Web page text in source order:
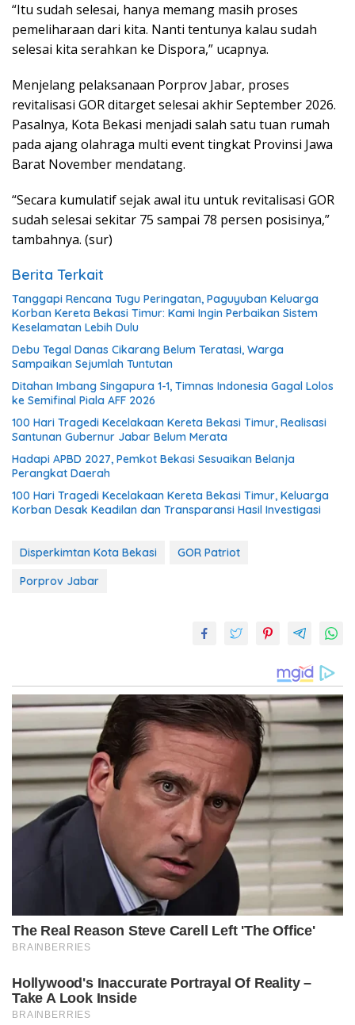
“Itu sudah selesai, hanya memang masih proses
pemeliharaan dari kita. Nanti tentunya kalau sudah
selesai kita serahkan ke Dispora,” ucapnya.
Menjelang pelaksanaan Porprov Jabar, proses
revitalisasi GOR ditarget selesai akhir September 2026.
Pasalnya, Kota Bekasi menjadi salah satu tuan rumah
pada ajang olahraga multi event tingkat Provinsi Jawa
Barat November mendatang.
“Secara kumulatif sejak awal itu untuk revitalisasi GOR
sudah selesai sekitar 75 sampai 78 persen posisinya,”
tambahnya. (sur)
Berita Terkait
Tanggapi Rencana Tugu Peringatan, Paguyuban Keluarga
Korban Kereta Bekasi Timur: Kami Ingin Perbaikan Sistem
Keselamatan Lebih Dulu
Debu Tegal Danas Cikarang Belum Teratasi, Warga
Sampaikan Sejumlah Tuntutan
Ditahan Imbang Singapura 1-1, Timnas Indonesia Gagal Lolos
ke Semifinal Piala AFF 2026
100 Hari Tragedi Kecelakaan Kereta Bekasi Timur, Realisasi
Santunan Gubernur Jabar Belum Merata
Hadapi APBD 2027, Pemkot Bekasi Sesuaikan Belanja
Perangkat Daerah
100 Hari Tragedi Kecelakaan Kereta Bekasi Timur, Keluarga
Korban Desak Keadilan dan Transparansi Hasil Investigasi
Disperkimtan Kota Bekasi
GOR Patriot
Porprov Jabar